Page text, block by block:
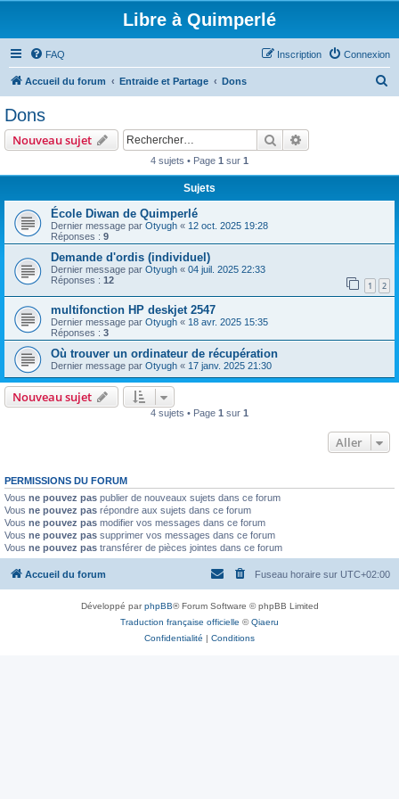
Libre à Quimperlé
FAQ Connexion
Inscription
Accueil du forum Entraide et Partage Dons
Dons
Nouveau sujet Rechercher
4 sujets • Page 1 sur 1
Sujets
École Diwan de Quimperlé
Dernier message par Otyugh « 12 oct. 2025 19:28
Réponses : 9
Demande d'ordis (individuel)
Dernier message par Otyugh « 04 juil. 2025 22:33
Réponses : 12 1 2
multifonction HP deskjet 2547
Dernier message par Otyugh « 18 avr. 2025 15:35
Réponses : 3
Où trouver un ordinateur de récupération
Dernier message par Otyugh « 17 janv. 2025 21:30
Nouveau sujet
4 sujets • Page 1 sur 1
Aller
PERMISSIONS DU FORUM
Vous ne pouvez pas publier de nouveaux sujets dans ce forum
Vous ne pouvez pas répondre aux sujets dans ce forum
Vous ne pouvez pas modifier vos messages dans ce forum
Vous ne pouvez pas supprimer vos messages dans ce forum
Vous ne pouvez pas transférer de pièces jointes dans ce forum
Accueil du forum Fuseau horaire sur UTC+02:00
Développé parphpBB® Forum Software © phpBB Limited
Traduction française officielle ©Qiaeru
Confidentialité | Conditions